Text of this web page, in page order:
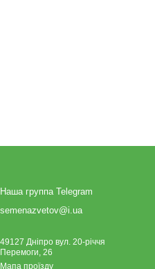
Наша группа Telegram
semenazvetov@i.ua
49127 Дніпро вул. 20-річчя
Перемоги, 26
Мапа проїзду